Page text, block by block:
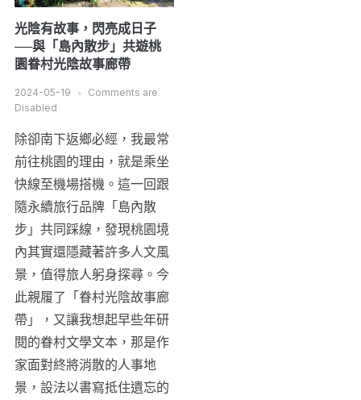
光陰有故事，閃亮成日子
──與「島內散步」共遊桃
園眷村光陰故事廊帶
2024-05-19
Comments are
Disabled
除卻南下返鄉必經，我最常
前往桃園的理由，就是乘坐
快線至機場搭機。這一回跟
隨永續旅行品牌「島內散
步」共同踩線，發現桃園境
內其實還隱藏著許多人文風
景，值得旅人躬身探尋。今
此親履了「眷村光陰故事廊
帶」，又讓我想起早些年研
閱的眷村文學文本，那是作
家面對終將消散的人事地
景，設法以書寫抵住遺忘的